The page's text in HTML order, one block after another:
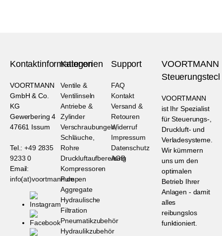
Kontaktinformationen
VOORTMANN
GmbH & Co.
KG
Gewerbering 4
47661 Issum
Tel.:+49 2835
9233 0
Email:
info(at)voortmann.de
Kategorien
Ventile &
Ventilinseln
Antriebe &
Zylinder
Verschraubungen,
Schläuche,
Rohre
Druckluftaufbereitung
Kompressoren
Pumpen
Aggregate
Hydraulische
Filtration
Pneumatikzubehör
Hydraulikzubehör
Support
FAQ
Kontakt
Versand &
Retouren
Widerruf
Impressum
Datenschutz
AGB
VOORTMANN
VOORTMANN
ist Ihr Spezialist
für Steuerungs-,
Druckluft- und
Verladesysteme.
Wir kümmern
uns um den
optimalen
Betrieb Ihrer
Anlagen - damit
alles
reibungslos
funktioniert.